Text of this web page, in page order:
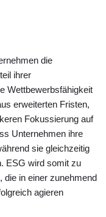
die
ihrer
Wettbewerbsfähigkeit
erweiterten Fristen,
Fokussierung auf
Unternehmen ihre
sie gleichzeitig
ESG wird somit zu
die in einer zunehmend
agieren